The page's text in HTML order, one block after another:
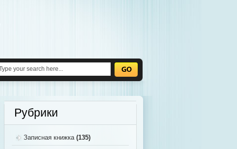
Рубрики
Записная книжка(135)